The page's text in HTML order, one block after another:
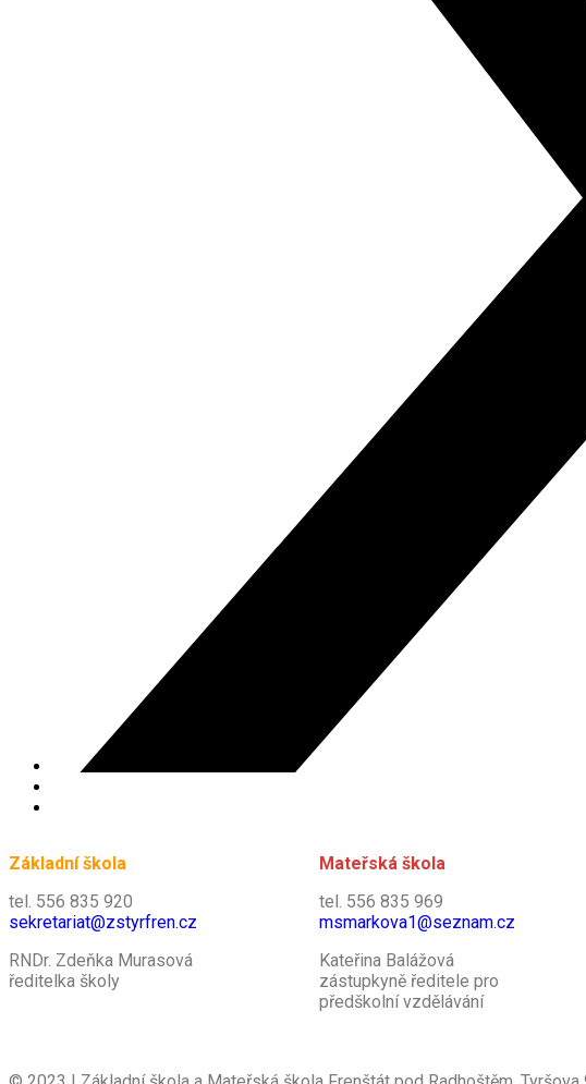
Základní škola
tel. 556 835 920
sekretariat@zstyrfren.cz
RNDr. Zdeňka Murasová
ředitelka školy
Mateřská škola
tel. 556 835 969
msmarkova1@seznam.cz
Kateřina Balážová
zástupkyně ředitele pro
předškolní vzdělávání